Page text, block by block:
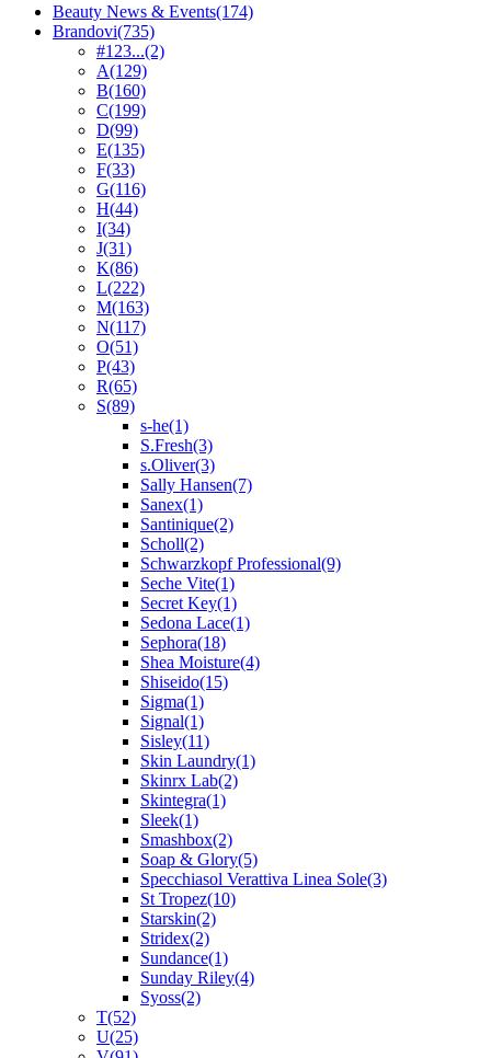
Beauty News & Events(174)
Brandovi(735)
#123...(2)
A(129)
B(160)
C(199)
D(99)
E(135)
F(33)
G(116)
H(44)
I(34)
J(31)
K(86)
L(222)
M(163)
N(117)
O(51)
P(43)
R(65)
S(89)
s-he(1)
S.Fresh(3)
s.Oliver(3)
Sally Hansen(7)
Sanex(1)
Santinique(2)
Scholl(2)
Schwarzkopf Professional(9)
Seche Vite(1)
Secret Key(1)
Sedona Lace(1)
Sephora(18)
Shea Moisture(4)
Shiseido(15)
Sigma(1)
Signal(1)
Sisley(11)
Skin Laundry(1)
Skinrx Lab(2)
Skintegra(1)
Sleek(1)
Smashbox(2)
Soap & Glory(5)
Specchiasol Verattiva Linea Sole(3)
St Tropez(10)
Starskin(2)
Stridex(2)
Sundance(1)
Sunday Riley(4)
Syoss(2)
T(52)
U(25)